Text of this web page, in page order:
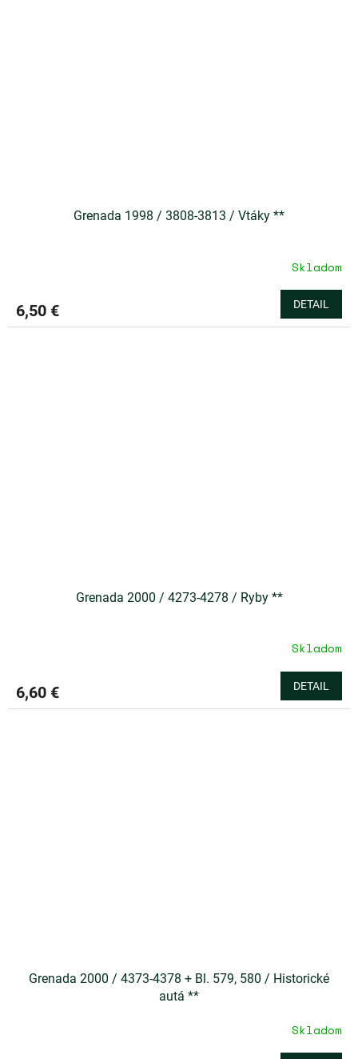
Grenada 1998 / 3808-3813 / Vtáky **
Skladom
6,50 € DETAIL
Grenada 2000 / 4273-4278 / Ryby **
Skladom
6,60 € DETAIL
Grenada 2000 / 4373-4378 + Bl. 579, 580 / Historické
autá **
Skladom